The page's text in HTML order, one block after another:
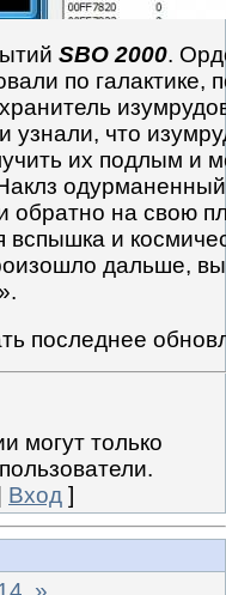
SBO 2000.
по галактике,
узнали, что
их подлым и
на свою
и
дальше,
последнее
могут только
Вход ]